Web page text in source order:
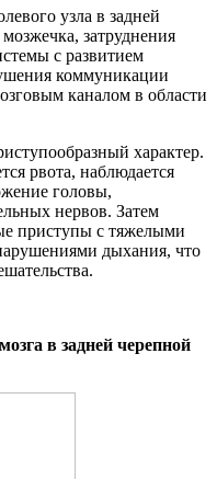
узла в задней
затруднения
с развитием
коммуникации
каналом в области
характер.
рвота, наблюдается
головы,
нервов. Затем
приступы с тяжелыми
дыхания, что
в задней черепной